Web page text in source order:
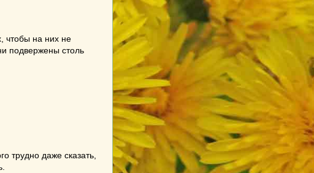
чтобы на них не
подвержены столь
трудно даже сказать,